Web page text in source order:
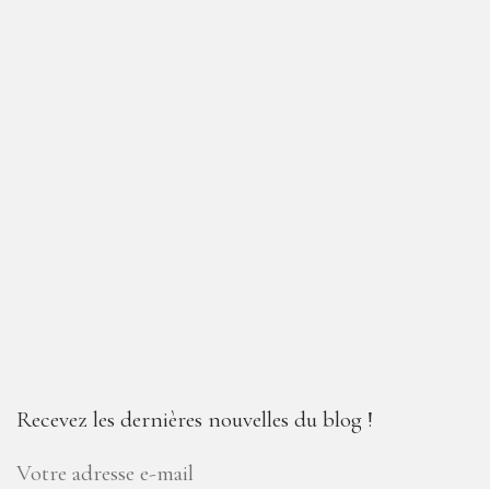
Recevez les dernières nouvelles du blog !
Votre adresse e-mail